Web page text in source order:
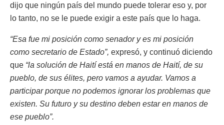
dijo que ningún país del mundo puede tolerar eso y, por
lo tanto, no se le puede exigir a este país que lo haga.
“Esa fue mi posición como senador y es mi posición
como secretario de Estado”, expresó, y continuó diciendo
que “la solución de Haití está en manos de Haití, de su
pueblo, de sus élites, pero vamos a ayudar. Vamos a
participar porque no podemos ignorar los problemas que
existen. Su futuro y su destino deben estar en manos de
ese pueblo”.